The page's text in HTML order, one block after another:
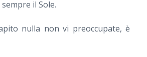
il Sole.
nulla non vi preoccupate, è